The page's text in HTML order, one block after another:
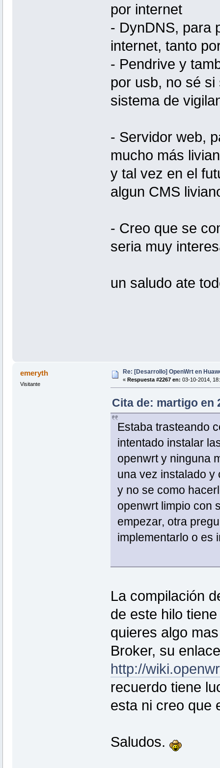
por internet
- DynDNS, para
internet, tanto
- Pendrive y
por usb, no sé
sistema de
- Servidor web,
mucho más
y tal vez en el
algun CMS
- Creo que se
seria muy
un saludo ate
emeryth
Visitante
Re: [Desarrollo] OpenWrt en
« Respuesta #2267 en: 03-10-2014,
Cita de: martigo en
Estaba trasteando
intentado instalar
openwrt y ninguna
una vez instalado y
y no se como
openwrt limpio con
empezar, otra
implementarlo o es
La compilación
de este hilo
quieres algo
Broker, su
http://
recuerdo tiene
esta ni creo que
Saludos.